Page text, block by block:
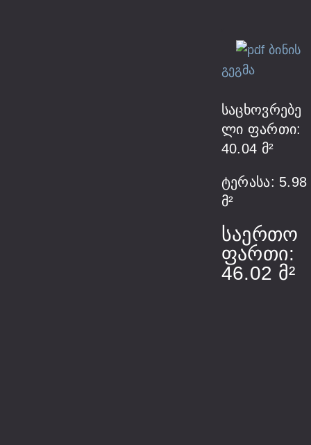
ბინის
გეგმა
საცხოვრებე
ლი ფართი:
40.04 მ²
ტერასა: 5.98
მ²
საერთო
ფართი:
46.02 მ²